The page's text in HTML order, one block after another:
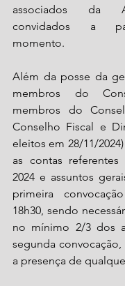
associados da
convidados a
momento.
Além da posse da
membros do
membros do
Conselho Fiscal e
eleitos em 28/11/
as contas
2024 e assuntos
primeira
18h30, sendo
no mínimo 2/3 dos
segunda convocação,
a presença de